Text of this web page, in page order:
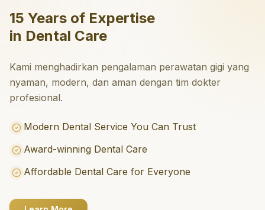
15 Years of Expertise
in Dental Care
Kami menghadirkan pengalaman perawatan gigi yang
nyaman, modern, dan aman dengan tim dokter
profesional.
Modern Dental Service You Can Trust
Award-winning Dental Care
Affordable Dental Care for Everyone